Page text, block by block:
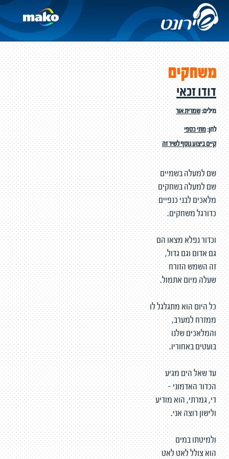
משחקים
דודו זכאי
מילים:שמרית אור
לחן:מתי כספי
קיים ביצוע נוסף לשיר זה
שם למעלה בשמיים
שם למעלה בשחקים
מלאכים לבני כנפיים
כדורגל משחקים.
וכדור נפלא מצאו הם
גם אדום וגם גדול,
זה השמש הזורח
שעלה מיום אתמול.
כל היום הוא מתגלגל לו
ממזרח למערב,
והמלאכים שלנו
בועטים באחוריו.
עד שאל הים מגיע
הכדור האדמוני -
די, גמרתי, הוא מודיע
ולישון רוצה אני.
ולמיטתו במים
הוא צולל לאט לאט